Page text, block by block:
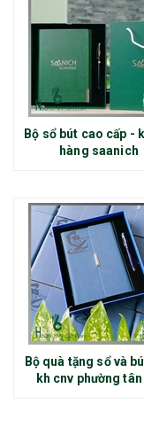
Bộ sổ bút cao cấp -
hàng saanich
Bộ quà tặng sổ và
kh cnv phường tân